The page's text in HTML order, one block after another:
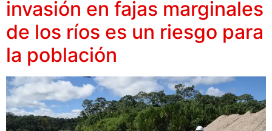
invasión en fajas marginales
de los ríos es un riesgo para
la población